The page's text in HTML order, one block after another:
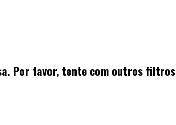
Por favor, tente com outros filtros